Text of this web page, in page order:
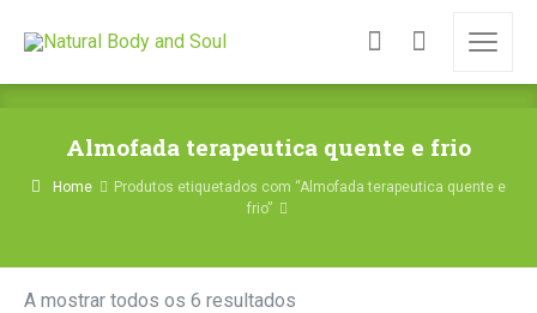
Almofada terapeutica quente e frio
Home
Produtos etiquetados com “Almofada terapeutica quente e
frio”
A mostrar todos os 6 resultados